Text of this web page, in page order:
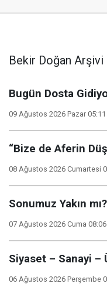
Bekir Doğan Arşivi
Bugün Dosta
09 Ağustos 2026 Pazar 05:11
“Bize de Aferin
08 Ağustos 2026 Cumartesi
Sonumuz Yakın mı?
07 Ağustos 2026 Cuma 08:06
Siyaset – Sanayi –
06 Ağustos 2026 Perşembe